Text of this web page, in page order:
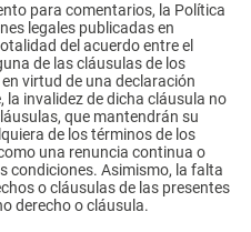
para comentarios, la Política
legales publicadas en
del acuerdo entre el
de las cláusulas de los
virtud de una declaración
invalidez de dicha cláusula no
que mantendrán su
de los términos de los
una renuncia continua o
condiciones. Asimismo, la falta
o cláusulas de las presentes
derecho o cláusula.